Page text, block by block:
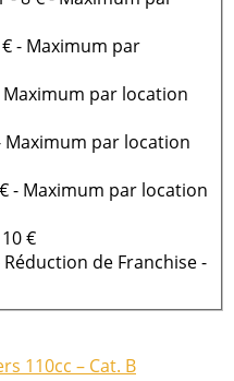
- Maximum par
Maximum par location
Maximum par location
- Maximum par location
€
de Franchise -
110cc – Cat. B